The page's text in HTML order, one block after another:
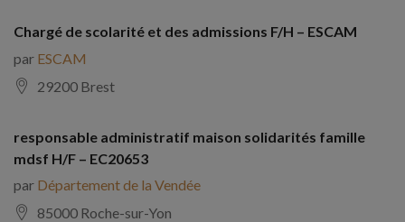
Chargé de scolarité et des admissions F/H – ESCAM
par ESCAM
29200 Brest
responsable administratif maison solidarités famille
mdsf H/F – EC20653
par Département de la Vendée
85000 Roche-sur-Yon